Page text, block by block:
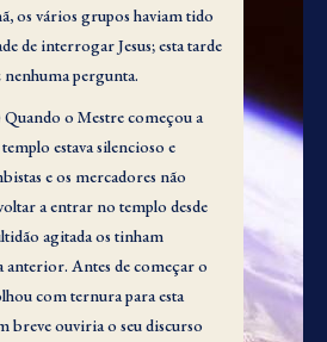
os vários grupos haviam tido
de interrogar Jesus; esta tarde
pergunta.
Quando o Mestre começou a
estava silencioso e
e os mercadores não
a entrar no templo desde
agitada os tinham
anterior. Antes de começar o
com ternura para esta
breve ouviria o seu discurso